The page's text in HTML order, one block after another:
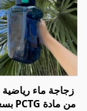
زجاجة ماء رياضية